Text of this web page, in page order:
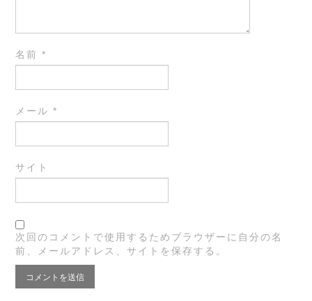
名前*
メール*
サイト
次回のコメントで使用するためブラウザーに自分の名
前、メールアドレス、サイトを保存する。